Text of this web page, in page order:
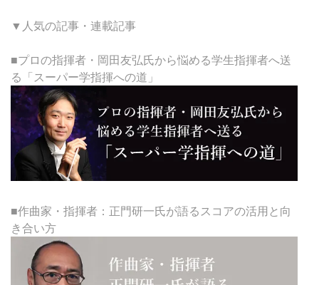
▼人気の記事・連載記事
■プロの指揮者・岡田友弘氏から悩める学生指揮者へ送
る「スーパー学指揮への道」
■作曲家・指揮者：正門研一氏が語るスコアの活用と向
き合い方